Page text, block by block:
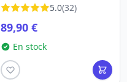
5.0(32)
89,90 €
En stock